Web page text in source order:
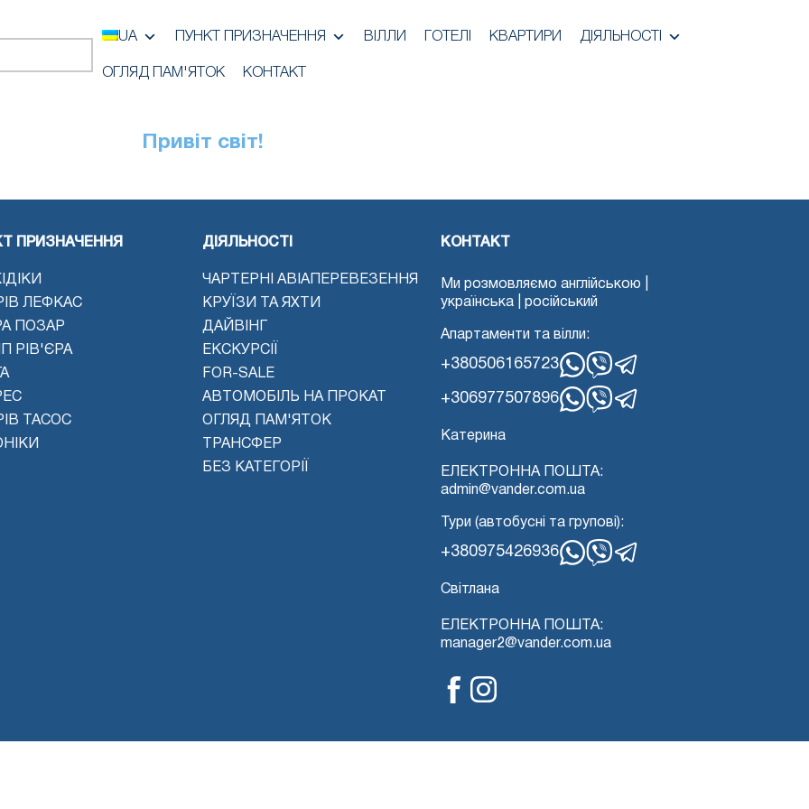
UA ПУНКТ ПРИЗНАЧЕННЯ ВІЛЛИ ГОТЕЛІ КВАРТИРИ ДІЯЛЬНОСТІ
ОГЛЯД ПАМ'ЯТОК КОНТАКТ
Привіт світ!
ПРИЗНАЧЕННЯ
ЛЕФКАС
ПОЗАР
РІВ'ЄРА
ТАСОС
ДІЯЛЬНОСТІ
ЧАРТЕРНІ АВІАПЕРЕВЕЗЕННЯ
КРУЇЗИ ТА ЯХТИ
ДАЙВІНГ
ЕКСКУРСІЇ
FOR-SALE
АВТОМОБІЛЬ НА ПРОКАТ
ОГЛЯД ПАМ'ЯТОК
ТРАНСФЕР
БЕЗ КАТЕГОРІЇ
КОНТАКТ
Ми розмовляємо англійською |
українська | російський
Апартаменти та вілли:
+380506165723
WhatsApp
ВайберТелеграма
+306977507896
Катерина
ЕЛЕКТРОННА ПОШТА:
admin@vander.com.ua
Тури (автобусні та групові):
+380975426936
Світлана
ЕЛЕКТРОННА ПОШТА:
manager2@vander.com.ua